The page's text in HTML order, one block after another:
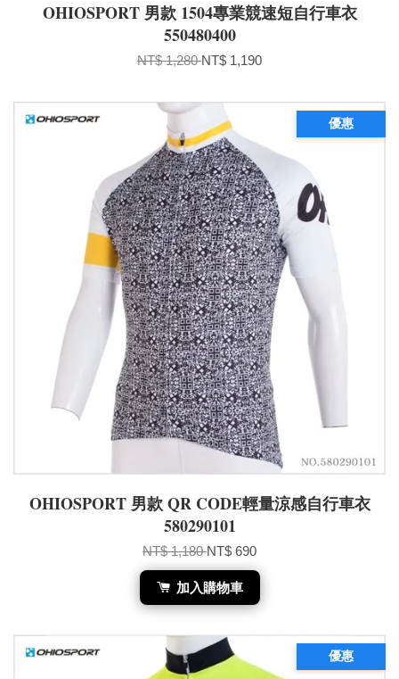
OHIOSPORT 男款 1504專業競速短自行車衣
550480400
NT$ 1,280NT$ 1,190
優惠
OHIOSPORT 男款 QR CODE輕量涼感自行車衣
580290101
NT$ 1,180NT$ 690
加入購物車
優惠